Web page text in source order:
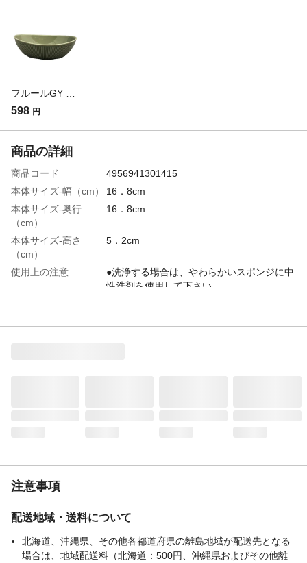
598 円
商品の詳細
商品コード
4956941301415
本体サイズ-幅（cm）
16．8cm
本体サイズ-奥行
（cm）
16．8cm
本体サイズ-高さ
（cm）
5．2cm
使用上の注意
●洗浄する場合は、やわらかいスポンジに中
性洗剤を使用して下さい。
注意事項
配送地域・送料について
北海道、沖縄県、その他各都道府県の離島地域が配送先となる
場合は、地域配送料（北海道：500円、沖縄県およびその他離